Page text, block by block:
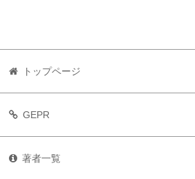
トップページ
GEPR
著者一覧